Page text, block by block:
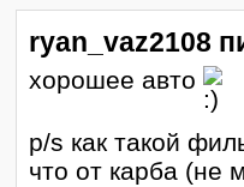
ryan_vaz2108
хорошее авто
p/s как такой
что от карба (не